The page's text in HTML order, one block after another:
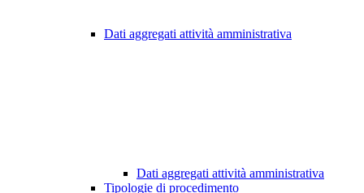
Dati aggregati attività amministrativa
Dati aggregati attività amministrativa
Tipologie di procedimento